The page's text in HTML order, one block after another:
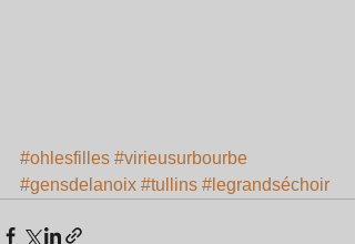
#ohlesfilles #virieusurbourbe
#gensdelanoix #tullins #legrandséchoir